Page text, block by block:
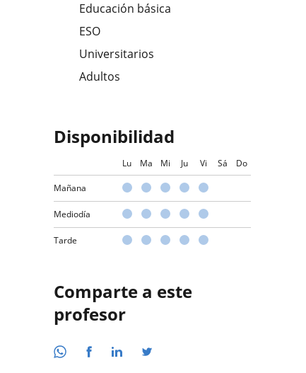
Educación básica
ESO
Universitarios
Adultos
Disponibilidad
Lu Ma Mi Ju Vi Sá Do
Mañana
Mediodía
Tarde
Comparte a este
profesor